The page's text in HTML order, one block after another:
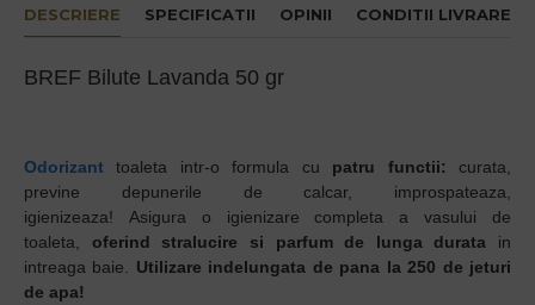
DESCRIERE SPECIFICATII OPINII CONDITII LIVRARE
BREF Bilute Lavanda 50 gr
Odorizant toaleta intr-o formula cu patru functii: curata,
previne depunerile de calcar, improspateaza,
igienizeaza! Asigura o igienizare completa a vasului de
toaleta, oferind stralucire si parfum de lunga durata
in
intreaga baie.
Utilizare indelungata de pana la 250 de jeturi
de apa!